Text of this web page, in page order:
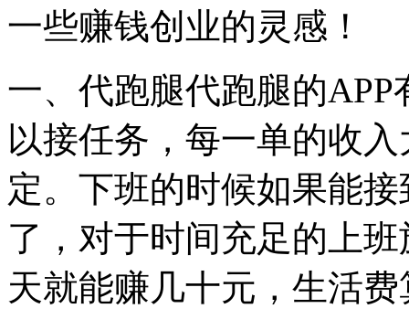
一些赚钱创业的灵感！
一、代跑腿代跑腿的
以接任务，每一单的收
定。下班的时候如果能
了，对于时间充足的上
天就能赚几十元，生活